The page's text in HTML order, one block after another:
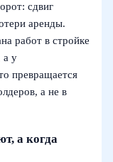
сдвиг
аренды.
работ в стройке
а у
превращается
а не в
а когда